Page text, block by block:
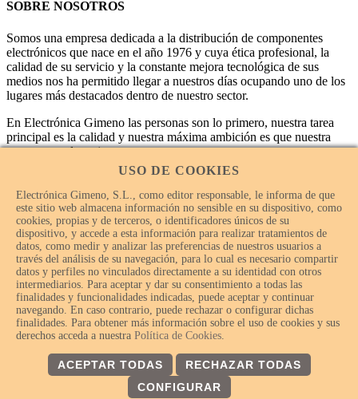
SOBRE NOSOTROS
Somos una empresa dedicada a la distribución de componentes
electrónicos que nace en el año 1976 y cuya ética profesional, la
calidad de su servicio y la constante mejora tecnológica de sus
medios nos ha permitido llegar a nuestros días ocupando uno de los
lugares más destacados dentro de nuestro sector.
En Electrónica Gimeno las personas son lo primero, nuestra tarea
principal es la calidad y nuestra máxima ambición es que nuestra
empresa sea la mejor.
© Electrónica Gimeno 2018 – 2026 - Todos los derechos
USO DE COOKIES
Electrónica Gimeno, S.L., como editor responsable, le informa de que
este sitio web almacena información no sensible en su dispositivo, como
cookies, propias y de terceros, o identificadores únicos de su
dispositivo, y accede a esta información para realizar tratamientos de
datos, como medir y analizar las preferencias de nuestros usuarios a
través del análisis de su navegación, para lo cual es necesario compartir
datos y perfiles no vinculados directamente a su identidad con otros
intermediarios. Para aceptar y dar su consentimiento a todas las
finalidades y funcionalidades indicadas, puede aceptar y continuar
navegando. En caso contrario, puede rechazar o configurar dichas
finalidades. Para obtener más información sobre el uso de cookies y sus
derechos acceda a nuestra Política de Cookies.
ACEPTAR TODAS
RECHAZAR TODAS
CONFIGURAR